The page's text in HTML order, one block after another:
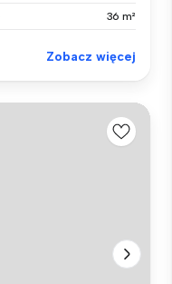
36 m²
Zobacz więcej